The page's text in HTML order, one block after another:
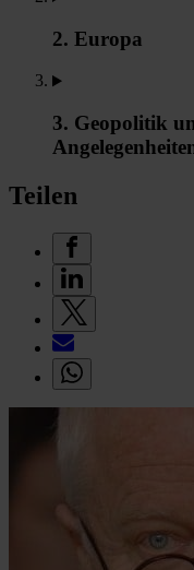
2. Europa
3. Geopolitik
Teilen